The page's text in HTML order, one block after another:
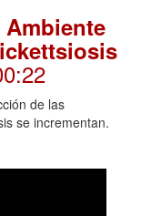
Ambiente
de las
se incrementan.